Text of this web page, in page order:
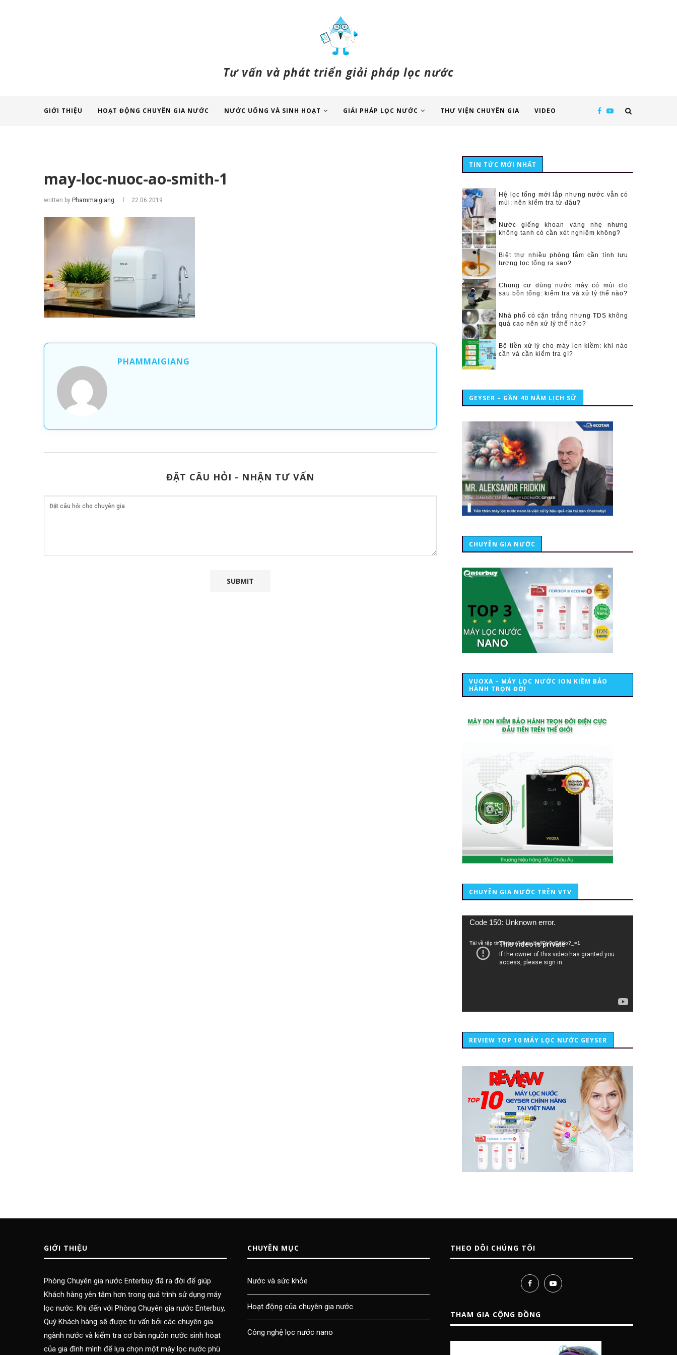
Tư vấn và phát triển giải pháp lọc nước
GIỚI THIỆU HOẠT ĐỘNG CHUYÊN GIA NƯỚC NƯỚC UỐNG VÀ SINH HOẠT GIẢI PHÁP LỌC NƯỚC THƯ VIỆN CHUYÊN GIA VIDEO
may-loc-nuoc-ao-smith-1
written by Phammaigiang 22.06.2019
PHAMMAIGIANG
ĐẶT CÂU HỎI - NHẬN TƯ VẤN
TIN TỨC MỚI NHẤT
Hệ lọc tổng mới lắp nhưng nước vẫn có
mùi: nên kiểm tra từ đâu?
Nước giếng khoan vàng nhẹ nhưng
không tanh có cần xét nghiệm không?
Biệt thự nhiều phòng tắm cần tính lưu
lượng lọc tổng ra sao?
Chung cư dùng nước máy có mùi clo
sau bồn tổng: kiểm tra và xử lý thế nào?
Nhà phố có cặn trắng nhưng TDS không
quá cao nên xử lý thế nào?
Bộ tiền xử lý cho máy ion kiềm: khi nào
cần và cần kiểm tra gì?
GEYSER – GẦN 40 NĂM LỊCH SỬ
CHUYÊN GIA NƯỚC
VUOXA – MÁY LỌC NƯỚC ION KIỀM BẢO
HÀNH TRỌN ĐỜI
CHUYÊN GIA NƯỚC TRÊN VTV
Trình
Code 150: Unknown error.
Tải về tệp tin: https://youtu.be/lCiy9qEdklo?_=1
REVIEW TOP 10 MÁY LỌC NƯỚC GEYSER
GIỚI THIỆU
Phòng Chuyên gia nước Enterbuy đã ra đời để giúp
Khách hàng yên tâm hơn trong quá trình sử dụng máy
lọc nước. Khi đến với Phòng Chuyên gia nước Enterbuy,
Quý Khách hàng sẽ được tư vấn bởi các chuyên gia
ngành nước và kiểm tra cơ bản nguồn nước sinh hoạt
của gia đình mình để lựa chọn một máy lọc nước phù
CHUYÊN MỤC
Nước và sức khỏe
Hoạt động của chuyên gia nước
Công nghệ lọc nước nano
THEO DÕI CHÚNG TÔI
THAM GIA CỘNG ĐỒNG